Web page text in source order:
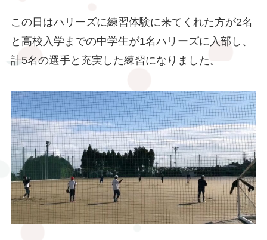
この日はハリーズに練習体験に来てくれた方が2名
と高校入学までの中学生が1名ハリーズに入部し、
計5名の選手と充実した練習になりました。